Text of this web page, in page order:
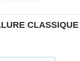
CLASSIQUE